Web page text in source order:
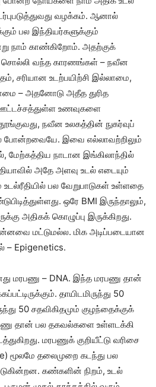
வழக்கம். ஆனால்
பல இந்தியர்களுக்கும்
நாம் காண்கிறோம். அதற்குக்
சொல்லி வந்த காரணங்கள் – நவீன
சரியான உடற்பயிற்சி இல்லாமை,
– அதனோடு அதீத துரித
உணவுகளை
நவீன உலகத்தின் நுகர்வுப்
போன்றவையே. இவை எல்லாவற்றிலும்
மேற்கத்திய நாடான இங்கிலாந்தில்
அதே அளவு உடல் எடையும்
உடல்ரீதியில் பல வேறுபாடுகள் உள்ளதை
ஒரே BMI இருந்தாலும்,
அதிகக் கொழுப்பு இருக்கிறது.
மட்டுமல்ல. மிக அடிப்படையான
– Epigenetics.
மரபணு – DNA. இந்த மரபணு தான்
தாயிடமிருந்து 50
50 சதவிகிதமும் குழந்தைக்குக்
தான் பல தகவல்களை உள்ளடக்கி
மரபணுக் குறியீட்டு வரிசை
மூலமே தலைமுறை கடந்து பல
கண்களின் நிறம், உடல்